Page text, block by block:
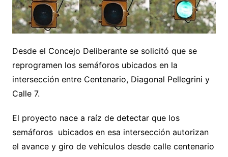
Desde el Concejo Deliberante se solicitó que se
reprogramen los semáforos ubicados en la
intersección entre Centenario, Diagonal Pellegrini y
Calle 7.
El proyecto nace a raíz de detectar que los
semáforos ubicados en esa intersección autorizan
el avance y giro de vehículos desde calle centenario